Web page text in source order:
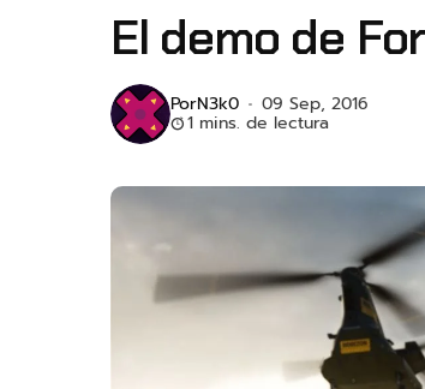
El demo de
PorN3k0 09 Sep, 2016
1 mins. de lectura